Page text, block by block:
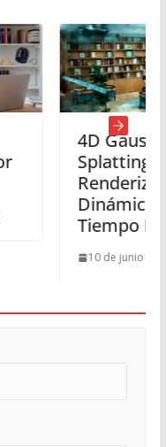
4D Gaussian
Splatting:
Renderización
Dinámica en
Tiempo Real
10 de junio de 2025